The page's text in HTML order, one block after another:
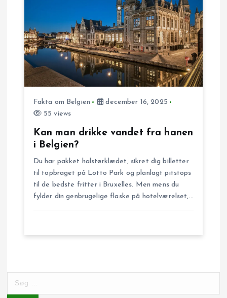
Fakta om Belgien
december 16, 2025
55 views
Kan man drikke vandet fra hanen
i Belgien?
Du har pakket halstørklædet, sikret dig billetter
til topbraget på Lotto Park og planlagt pitstops
til de bedste fritter i Bruxelles. Men mens du
fylder din genbrugelige flaske på hotelværelset,…